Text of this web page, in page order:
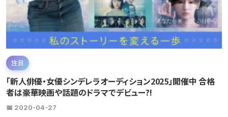
注目
「新人俳優・女優シンデレラオーディション2025」開催中 合格
者は豪華映画や話題のドラマでデビュー?!
📅 2020-04-27